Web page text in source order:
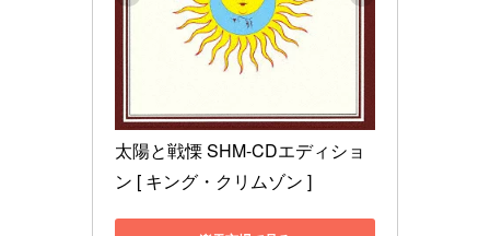
太陽と戦慄 SHM-CDエディショ
ン [ キング・クリムゾン ]